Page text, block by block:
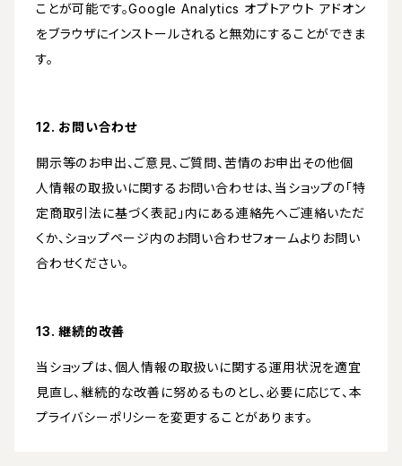
ことが可能です。Google Analytics オプトアウト アドオン
をブラウザにインストールされると無効にすることができま
す。
12. お問い合わせ
開示等のお申出、ご意見、ご質問、苦情のお申出その他個
人情報の取扱いに関するお問い合わせは、当ショップの「特
定商取引法に基づく表記」内にある連絡先へご連絡いただ
くか、ショップページ内のお問い合わせフォームよりお問い
合わせください。
13. 継続的改善
当ショップは、個人情報の取扱いに関する運用状況を適宜
見直し、継続的な改善に努めるものとし、必要に応じて、本
プライバシーポリシーを変更することがあります。